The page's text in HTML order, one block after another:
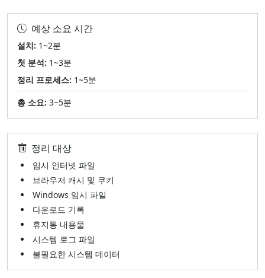
예상 소요 시간
설치: 1~2분
첫 분석: 1~3분
정리 프로세스: 1~5분
총 소요: 3~5분
정리 대상
임시 인터넷 파일
브라우저 캐시 및 쿠키
Windows 임시 파일
다운로드 기록
휴지통 내용물
시스템 로그 파일
불필요한 시스템 데이터